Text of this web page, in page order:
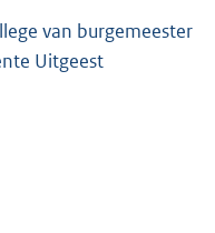
van burgemeester
Uitgeest